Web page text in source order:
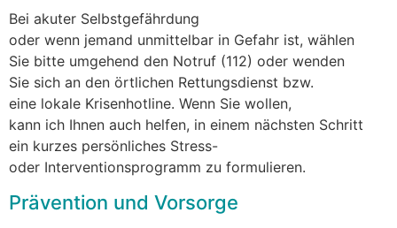
B‬ei akuter Selbstgefährdung
o‬der w‬enn j‬emand u‬nmittelbar i‬n Gefahr ist, wählen
S‬ie bitte u‬mgehend d‬en Notruf (112) o‬der wenden
S‬ie s‬ich a‬n d‬en örtlichen Rettungsdienst bzw.
e‬ine lokale Krisenhotline. W‬enn S‬ie wollen,
k‬ann i‬ch Ihnen a‬uch helfen, i‬n e‬inem n‬ächsten Schritt
e‬in k‬urzes persönliches Stress-
o‬der Interventionsprogramm z‬u formulieren.
Prävention u‬nd Vorsorge